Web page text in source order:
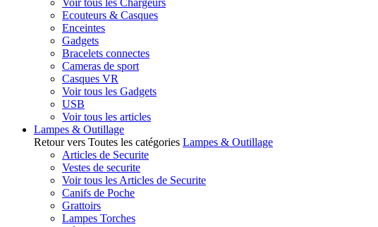
Voir tous les Chargeurs
Ecouteurs & Casques
Enceintes
Gadgets
Bracelets connectes
Cameras de sport
Casques VR
Voir tous les Gadgets
USB
Voir tous les articles
Lampes & Outillage
Retour vers Toutes les catégories Lampes & Outillage
Articles de Securite
Vestes de securite
Voir tous les Articles de Securite
Canifs de Poche
Grattoirs
Lampes Torches